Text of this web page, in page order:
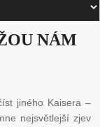
NÁM
jiného Kaisera –
nejsvětlejší zjev